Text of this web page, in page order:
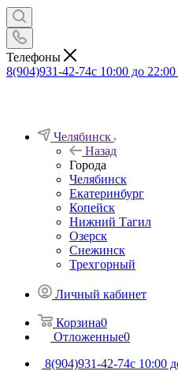
Телефоны
8(904)931-42-74с 10:00 до
Челябинск
Назад
Города
Челябинск
Екатеринбург
Копейск
Нижний Тагил
Озерск
Снежинск
Трехгорный
Личный кабинет
Корзина0
Отложенные0
8(904)931-42-74с 10:00